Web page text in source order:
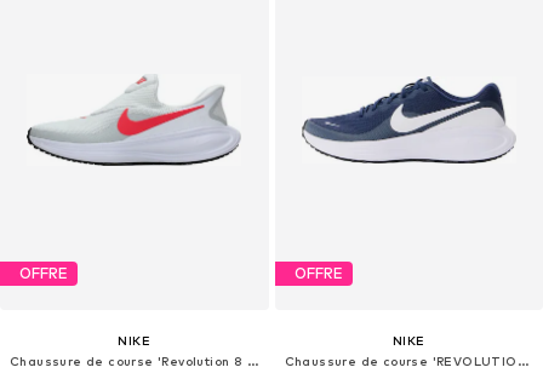
OFFRE
NIKE
Chaussure de course 'Revolution 8 EasyOn'
OFFRE
NIKE
Chaussure de course 'REVOLUTION 8'